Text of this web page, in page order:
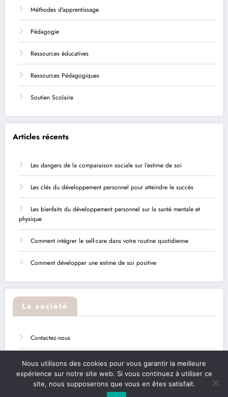
Méthodes d'apprentissage
Pédagogie
Ressources éducatives
Ressources Pédagogiques
Soutien Scolaire
Articles récents
Les dangers de la comparaison sociale sur l’estime de soi
Les clés du développement personnel pour atteindre le succès
Les bienfaits du développement personnel sur la santé mentale et
physique
Comment intégrer le self-care dans votre routine quotidienne
Comment développer une estime de soi positive
La société
Contactez-nous
Sitemap
Mentions légales
Nous utilisons des cookies pour vous garantir la meilleure
expérience sur notre site web. Si vous continuez à utiliser ce
site, nous supposerons que vous en êtes satisfait.